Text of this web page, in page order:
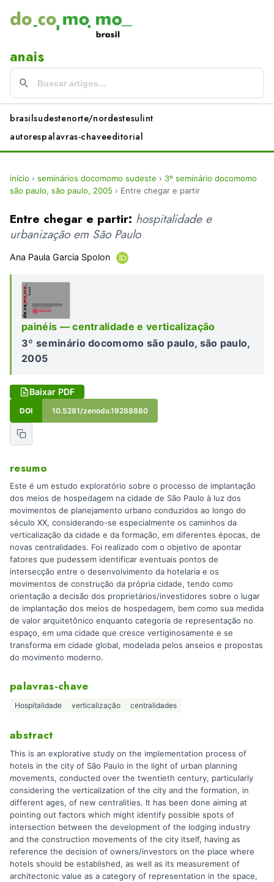
anais
brasilsudestenorte/nordestesulint
autorespalavras-chaveeditorial
início › seminários docomomo sudeste › 3º seminário docomomo
são paulo, são paulo, 2005 › Entre chegar e partir
Entre chegar e partir: hospitalidade e
urbanização em São Paulo
Ana Paula Garcia Spolon
painéis — centralidade e verticalização
3º seminário docomomo são paulo, são paulo,
2005
Baixar PDF
DOI 10.5281/zenodo.19288880
resumo
Este é um estudo exploratório sobre o processo de implantação
dos meios de hospedagem na cidade de São Paulo à luz dos
movimentos de planejamento urbano conduzidos ao longo do
século XX, considerando-se especialmente os caminhos da
verticalização da cidade e da formação, em diferentes épocas, de
novas centralidades. Foi realizado com o objetivo de apontar
fatores que pudessem identificar eventuais pontos de
intersecção entre o desenvolvimento da hotelaria e os
movimentos de construção da própria cidade, tendo como
orientação a decisão dos proprietários/investidores sobre o lugar
de implantação dos meios de hospedagem, bem como sua medida
de valor arquitetônico enquanto categoria de representação no
espaço, em uma cidade que cresce vertiginosamente e se
transforma em cidade global, modelada pelos anseios e propostas
do movimento moderno.
palavras-chave
Hospitalidade verticalização centralidades
abstract
This is an explorative study on the implementation process of
hotels in the city of São Paulo in the light of urban planning
movements, conducted over the twentieth century, particularly
considering the verticalization of the city and the formation, in
different ages, of new centralities. It has been done aiming at
pointing out factors which might identify possible spots of
intersection between the development of the lodging industry
and the construction movements of the city itself, having as
reference the decision of owners/investors on the place where
hotels should be established, as well as its measurement of
architectonic value as a category of representation in the space,